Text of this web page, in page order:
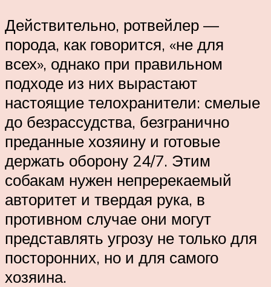
Действительно, ротвейлер —
порода, как говорится, «не для
всех», однако при правильном
подходе из них вырастают
настоящие телохранители: смелые
до безрассудства, безгранично
преданные хозяину и готовые
держать оборону 24/7. Этим
собакам нужен непререкаемый
авторитет и твердая рука, в
противном случае они могут
представлять угрозу не только для
посторонних, но и для самого
хозяина.